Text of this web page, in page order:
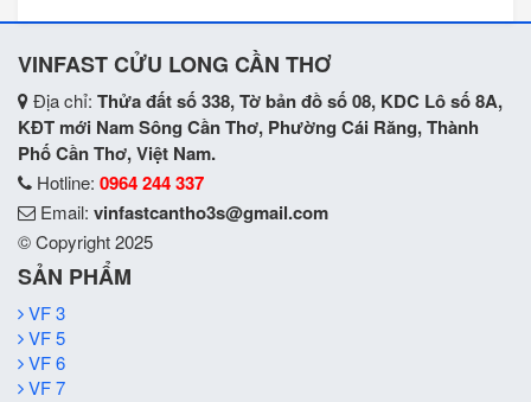
VINFAST CỬU LONG CẦN THƠ
Địa chỉ: Thửa đất số 338, Tờ bản đồ số 08, KDC Lô số 8A,
KĐT mới Nam Sông Cần Thơ, Phường Cái Răng, Thành
Phố Cần Thơ, Việt Nam.
Hotline: 0964 244 337
Email: vinfastcantho3s@gmail.com
© Copyright 2025
SẢN PHẨM
VF 3
VF 5
VF 6
VF 7